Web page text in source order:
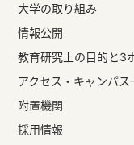
大学の取り組み
情報公開
教育研究上の目的と3
アクセス・キャンパス
附置機関
採用情報